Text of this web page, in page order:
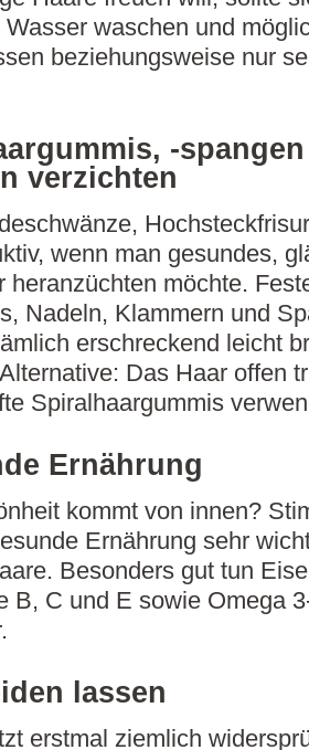
waschen und
beziehungsweise nur
-
verzichten
wenn man gesundes,
heranzüchten möchte.
Nadeln, Klammern und
erschreckend leicht
Das Haar offen
Spiralhaargummis
Ernährung
kommt von innen?
Ernährung sehr
Besonders gut tun
B, C und E sowie Omega
lassen
erstmal ziemlich